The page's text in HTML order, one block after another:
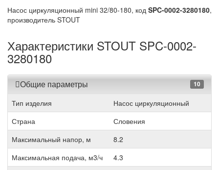
Насос циркуляционный mini 32/80-180, код SPC-0002-3280180,
производитель STOUT
Характеристики STOUT SPC-0002-
3280180
Общие параметры 10
Тип изделия
Насос циркуляционный
Страна
Словения
Максимальный напор, м
8.2
Максимальная подача, м3/ч
4.3